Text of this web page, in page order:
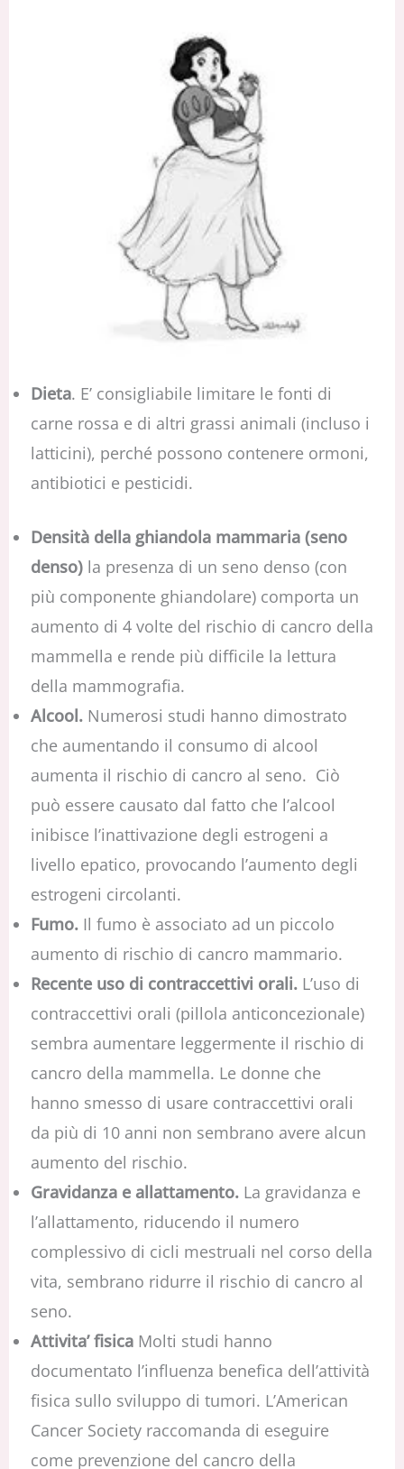
Dieta. E’ consigliabile limitare le fonti di
carne rossa e di altri grassi animali (incluso i
latticini), perché possono contenere ormoni,
antibiotici e pesticidi.
Densità della ghiandola mammaria (seno
denso)la presenza di un seno denso (con
più componente ghiandolare) comporta un
aumento di 4 volte del rischio di cancro della
mammella e rende più difficile la lettura
della mammografia.
Alcool. Numerosi studi hanno dimostrato
che aumentando il consumo di alcool
aumenta il rischio di cancro al seno. Ciò
può essere causato dal fatto che l’alcool
inibisce l’inattivazione degli estrogeni a
livello epatico, provocando l’aumento degli
estrogeni circolanti.
Fumo.Il fumo è associato ad un piccolo
aumento di rischio di cancro mammario.
Recente uso di contraccettivi orali.L’uso di
contraccettivi orali (pillola anticoncezionale)
sembra aumentare leggermente il rischio di
cancro della mammella. Le donne che
hanno smesso di usare contraccettivi orali
da più di 10 anni non sembrano avere alcun
aumento del rischio.
Gravidanza e allattamento. La gravidanza e
l’allattamento, riducendo il numero
complessivo di cicli mestruali nel corso della
vita, sembrano ridurre il rischio di cancro al
seno.
Attivita’ fisicaMolti studi hanno
documentato l’influenza benefica dell’attività
fisica sullo sviluppo di tumori. L’American
Cancer Society raccomanda di eseguire
come prevenzione del cancro della